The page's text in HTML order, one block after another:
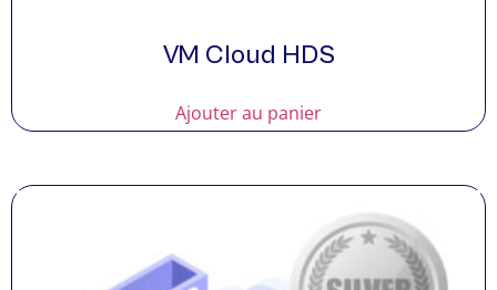
VM Cloud HDS
Ajouter au panier